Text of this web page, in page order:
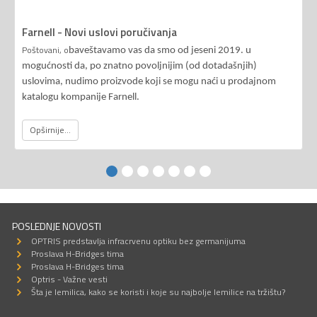
Farnell - Novi uslovi poručivanja
Poštovani, obaveštavamo vas da smo od jeseni 2019. u
mogućnosti da, po znatno povoljnijim (od dotadašnjih)
uslovima, nudimo proizvode koji se mogu naći u prodajnom
katalogu kompanije Farnell.
Opširnije...
POSLEDNJE NOVOSTI
OPTRIS predstavlja infracrvenu optiku bez germanijuma
Proslava H-Bridges tima
Proslava H-Bridges tima
Optris - Važne vesti
Šta je lemilica, kako se koristi i koje su najbolje lemilice na tržištu?